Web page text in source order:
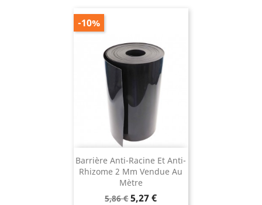
Barrière Anti-Racine Et Anti-
Rhizome 2 Mm Vendue Au
Mètre
Prix
5,86 €Prix
5,27 €
-10%